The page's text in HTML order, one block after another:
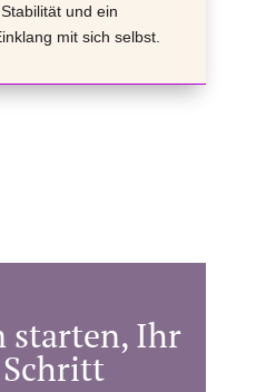
und ein
mit sich selbst.
starten, Ihr